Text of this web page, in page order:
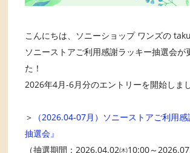
こんにちは、ソニーショップ ワンズの taku
ソニーストアご利用感謝ラッキー抽選会が
た！
2026年4月-6月分のエントリーを開始し
＞
（2026.04-07月）ソニーストアご利用
抽選会』
（抽選期間：2026.04.02㈭10:00～